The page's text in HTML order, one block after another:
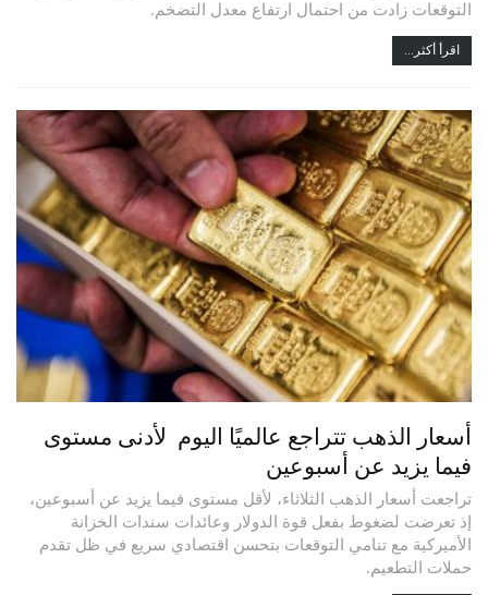
التوقعات زادت من احتمال ارتفاع معدل التضخم.
اقرأ أكثر...
أسعار الذهب تتراجع عالميًا اليوم لأدنى مستوى
فيما يزيد عن أسبوعين
تراجعت أسعار الذهب الثلاثاء، لأقل مستوى فيما يزيد عن أسبوعين،
إذ تعرضت لضغوط بفعل قوة الدولار وعائدات سندات الخزانة
الأميركية مع تنامي التوقعات بتحسن اقتصادي سريع في ظل تقدم
حملات التطعيم.